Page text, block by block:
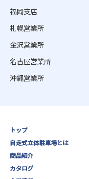
福岡支店
札幌営業所
金沢営業所
名古屋営業所
沖縄営業所
トップ
自走式立体駐車場とは
商品紹介
カタログ